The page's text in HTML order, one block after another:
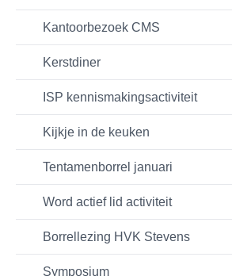
Kantoorbezoek CMS
Kerstdiner
ISP kennismakingsactiviteit
Kijkje in de keuken
Tentamenborrel januari
Word actief lid activiteit
Borrellezing HVK Stevens
Symposium